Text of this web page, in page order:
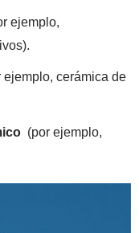
ejemplo,
ejemplo, cerámica de
(por ejemplo,